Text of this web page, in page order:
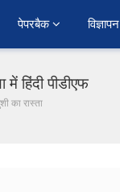
पेपरबैक विज्ञापन
हिंदी पीडीएफ
का रास्ता